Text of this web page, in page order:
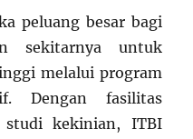
peluang besar bagi
sekitarnya untuk
melalui program
Dengan fasilitas
studi kekinian, ITBI